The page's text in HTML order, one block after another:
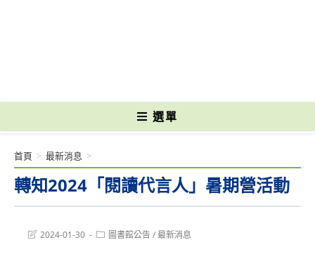
選單
轉知2024「閱讀代言人」暑期營活動
首頁 > 最新消息 >
Post2024-01-30
Post圖書館公告/最新消息